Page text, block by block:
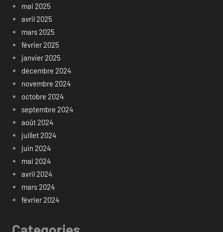
mai 2025
avril 2025
mars 2025
février 2025
janvier 2025
décembre 2024
novembre 2024
octobre 2024
septembre 2024
août 2024
juillet 2024
juin 2024
mai 2024
avril 2024
mars 2024
février 2024